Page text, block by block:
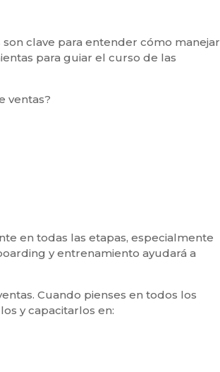
clave para entender cómo manejar
para guiar el curso de las
ventas?
en todas las etapas, especialmente
y entrenamiento ayudará a
Cuando pienses en todos los
y capacitarlos en: